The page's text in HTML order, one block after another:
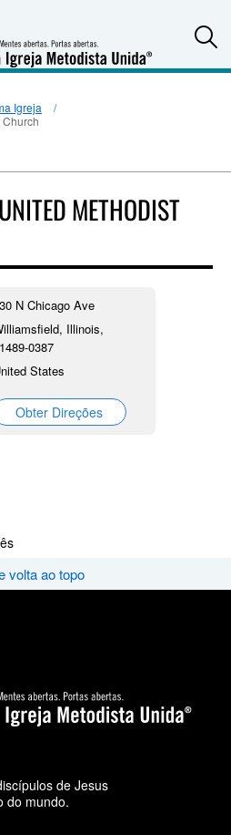
Igreja
METHODIST
N Chicago Ave
Illinois,
0387
States
Obter Direções
volta ao topo
de Jesus
do mundo.